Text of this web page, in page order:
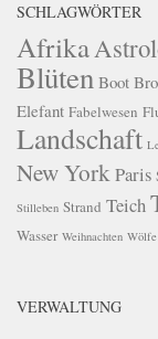
SCHLAGWÖRTER
Afrika
Blüten Boot
Elefant Fabelwesen
Landschaft
New YorkParis
Stilleben Strand Teich
Wasser Weihnachten Wölfe
VERWALTUNG